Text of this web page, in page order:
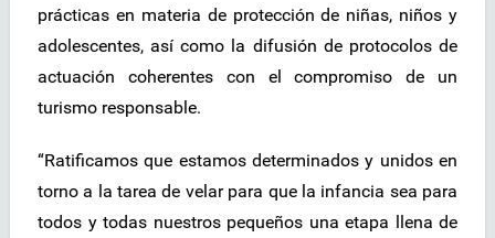
prácticas en materia de protección de niñas, niños y
adolescentes, así como la difusión de protocolos de
actuación coherentes con el compromiso de un
turismo responsable.
“Ratificamos que estamos determinados y unidos en
torno a la tarea de velar para que la infancia sea para
todos y todas nuestros pequeños una etapa llena de